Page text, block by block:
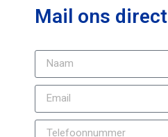
Mail ons direct